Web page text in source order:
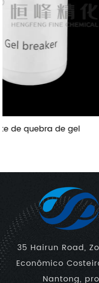
35 Hairun Road,
Econômico
Nantong,